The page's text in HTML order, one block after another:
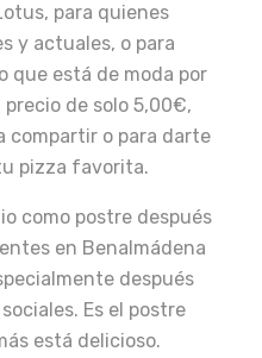
para quienes
y actuales, o para
que está de moda por
de solo 5,00€,
compartir o para darte
pizza favorita.
como postre después
en Benalmádena
después
Es el postre
está delicioso.